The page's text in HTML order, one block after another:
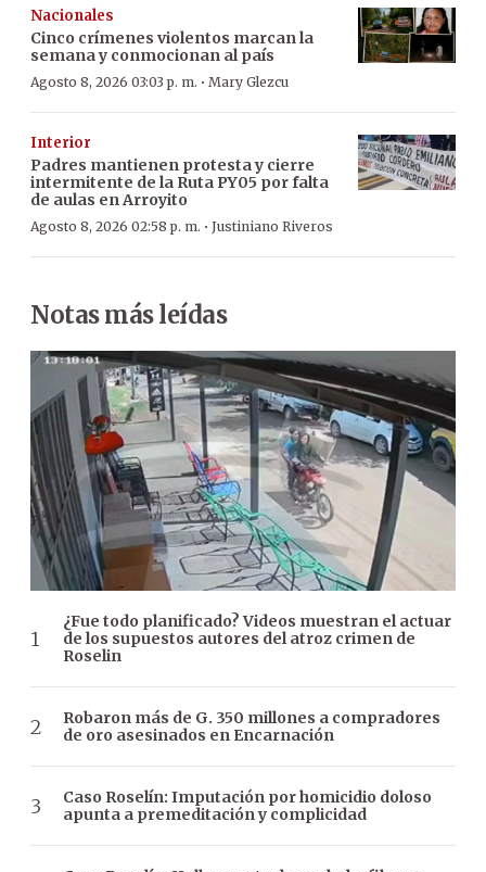
Nacionales
Cinco crímenes violentos marcan la
semana y conmocionan al país
Agosto 8, 2026 03:03 p. m. · Mary Glezcu
Interior
Padres mantienen protesta y cierre
intermitente de la Ruta PY05 por falta
de aulas en Arroyito
Agosto 8, 2026 02:58 p. m. · Justiniano Riveros
Notas más leídas
¿Fue todo planificado? Videos muestran el actuar
de los supuestos autores del atroz crimen de
Roselin
Robaron más de G. 350 millones a compradores
de oro asesinados en Encarnación
Caso Roselín: Imputación por homicidio doloso
apunta a premeditación y complicidad